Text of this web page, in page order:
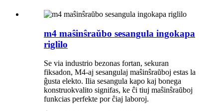
m4 maŝinŝraŭbo sesangula ingokapa
riglilo
Se via industrio bezonas fortan, sekuran
fiksadon, M4-aj sesangulaj maŝinŝraŭboj estas la
ĝusta elekto. Ilia sesangula kapo kaj bonega
konstruokvalito signifas, ke ĉi tiuj maŝinŝraŭboj
funkcias perfekte por ĉiaj laboroj.